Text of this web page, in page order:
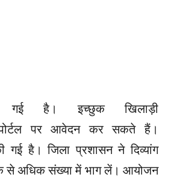
गई है। इच्छुक खिलाड़ी
पर आवेदन कर सकते हैं।
है। जिला प्रशासन ने दिव्यांग
से अधिक संख्या में भाग लें। आयोजन